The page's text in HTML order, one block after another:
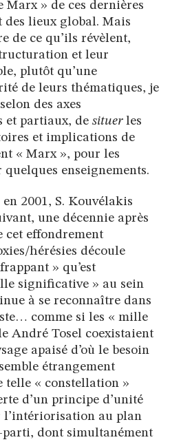
Marx » de ces dernières
des lieux global. Mais
de ce qu’ils révèlent,
et leur
plutôt qu’une
de leurs thématiques, je
des axes
et partiaux, de situerles
et implications de
« Marx », pour les
enseignements.
2001, S. Kouvélakis
une décennie après
cet effondrement
hérésies découle
» qu’est
significative » au sein
à se reconnaître dans
comme si les « mille
André Tosel coexistaient
apaisé d’où le besoin
étrangement
telle « constellation »
d’un principe d’unité
au plan
dont simultanément